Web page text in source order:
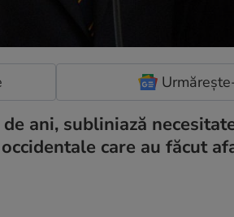
de ani, subliniază
care au făcut